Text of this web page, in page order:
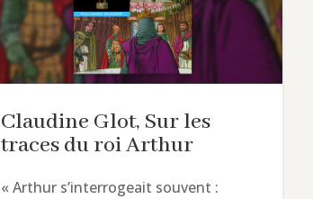
Claudine Glot, Sur les
traces du roi Arthur
« Arthur s’interrogeait souvent :